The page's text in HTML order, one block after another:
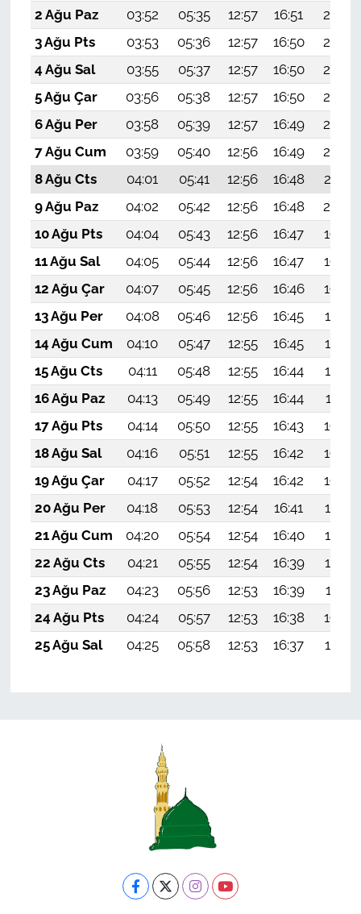
2 Ağu Paz
03:52 05:35 12:57 16:51
20:08
3 Ağu Pts
03:53 05:36 12:57 16:50
20:07
4 Ağu Sal
03:55 05:37 12:57 16:50
20:06
5 Ağu Çar
03:56 05:38 12:57 16:50
20:05
6 Ağu Per
03:58 05:39 12:57 16:49
20:04
7 Ağu Cum
03:59 05:40 12:56 16:49
20:03
8 Ağu Cts
04:01 05:41 12:56 16:48
20:01
9 Ağu Paz
04:02 05:42 12:56 16:48
20:00
10 Ağu Pts
04:04 05:43 12:56 16:47
19:59
11 Ağu Sal
04:05 05:44 12:56 16:47
19:58
12 Ağu Çar
04:07 05:45 12:56 16:46
19:56
13 Ağu Per
04:08 05:46 12:56 16:45
19:55
14 Ağu Cum
04:10 05:47 12:55 16:45
19:54
15 Ağu Cts
04:11 05:48 12:55 16:44
19:52
16 Ağu Paz
04:13 05:49 12:55 16:44
19:51
17 Ağu Pts
04:14 05:50 12:55 16:43
19:49
18 Ağu Sal
04:16 05:51 12:55 16:42
19:48
19 Ağu Çar
04:17 05:52 12:54 16:42
19:46
20 Ağu Per
04:18 05:53 12:54 16:41
19:45
21 Ağu Cum
04:20 05:54 12:54 16:40
19:44
22 Ağu Cts
04:21 05:55 12:54 16:39
19:42
23 Ağu Paz
04:23 05:56 12:53 16:39
19:41
24 Ağu Pts
04:24 05:57 12:53 16:38
19:39
25 Ağu Sal
04:25 05:58 12:53 16:37 19:37